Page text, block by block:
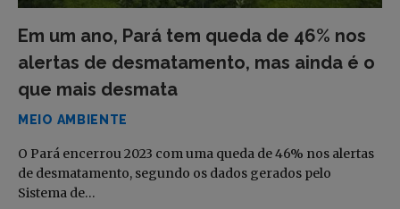
Em um ano, Pará tem queda de 46% nos
alertas de desmatamento, mas ainda é o
que mais desmata
MEIO AMBIENTE
O Pará encerrou 2023 com uma queda de 46% nos alertas
de desmatamento, segundo os dados gerados pelo
Sistema de…